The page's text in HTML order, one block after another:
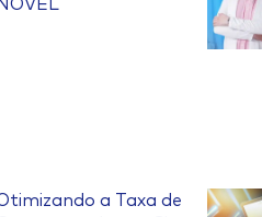
NOVEL
a Taxa de